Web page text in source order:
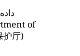
of
护厅)